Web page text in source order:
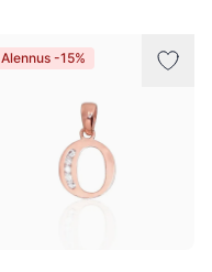
Alennus -15%